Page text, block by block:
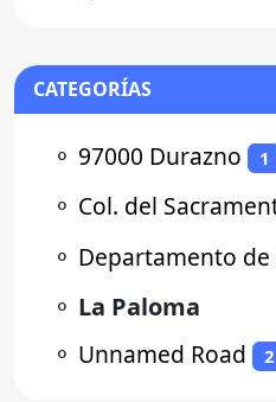
CATEGORÍAS
⚬ 97000 Durazno 1
⚬ Col. del
⚬ Departamento
⚬ La Paloma
⚬ Unnamed Road 2